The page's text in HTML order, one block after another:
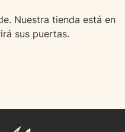
Nuestra tienda está en
sus puertas.